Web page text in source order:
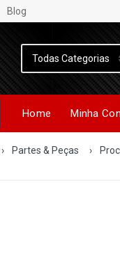
Blog
Home Minha
› Partes & Peças ›